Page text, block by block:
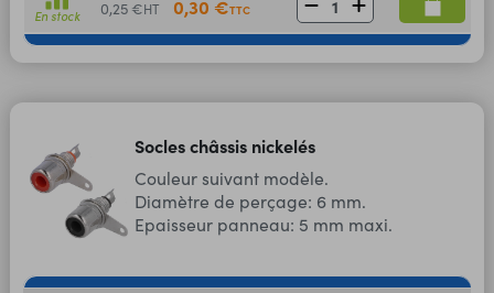
En stock 0,25 €HT 0,30 €TTC
Socles châssis nickelés
Couleur suivant modèle.
Diamètre de perçage: 6 mm.
Epaisseur panneau: 5 mm maxi.